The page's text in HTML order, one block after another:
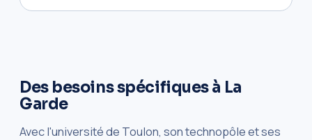
Des besoins spécifiques à La
Garde
Avec l'université de Toulon, son technopôle et ses